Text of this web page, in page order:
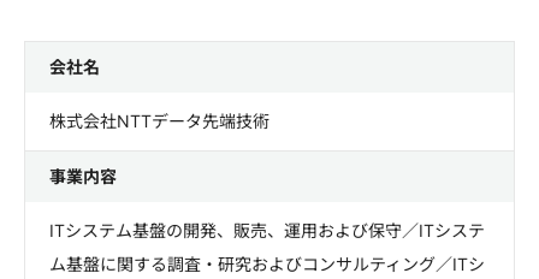
会社名
株式会社NTTデータ先端技術
事業内容
ITシステム基盤の開発、販売、運用および保守／ITシステ
ム基盤に関する調査・研究およびコンサルティング／ITシ